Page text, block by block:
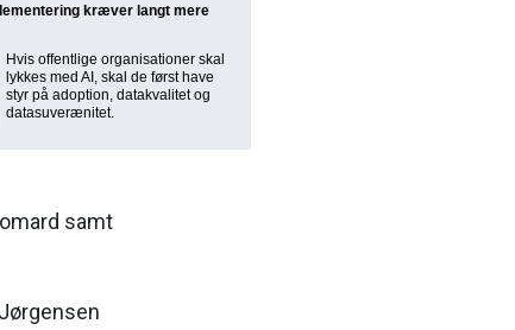
kræver langt mere
Hvis offentlige organisationer skal
lykkes med AI, skal de først have
styr på adoption, datakvalitet og
datasuverænitet.
samt